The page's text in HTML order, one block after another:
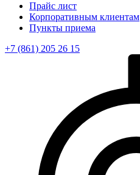
Прайс лист
Корпоративным клиентам
Пункты приема
+7 (861) 205 26 15